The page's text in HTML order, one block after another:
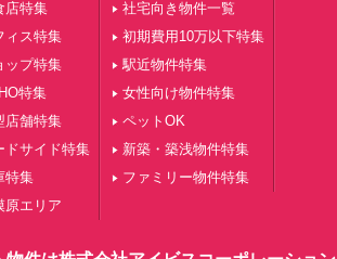
店特集
ィス特集
ップ特集
特集
店舗特集
ドサイド特集
特集
原エリア
社宅向き物件一覧
初期費用10万以下特集
駅近物件特集
女性向け物件特集
ペットOK
新築・築浅物件特集
ファミリー物件特集